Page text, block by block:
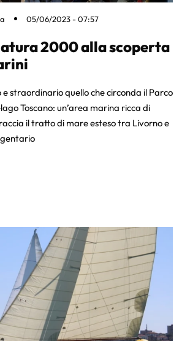
05/06/2023 - 07:57
2000 alla scoperta
e straordinario quello che circonda il Parco
Toscano: un’area marina ricca di
il tratto di mare esteso tra Livorno e